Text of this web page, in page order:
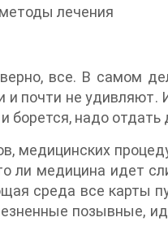
лечения
все. В самом
почти не удивляют.
борется, надо отдать
медицинских
ли медицина идет
среда все карты
позывные,